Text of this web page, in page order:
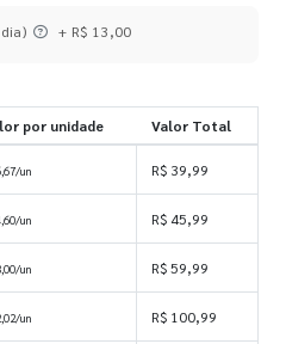
+ R$ 13,00
por unidade Valor Total
un R$ 39,99
un R$ 45,99
un R$ 59,99
un R$ 100,99